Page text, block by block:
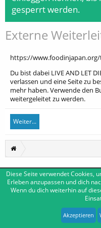
gesperrt werden.
Externe
https://
Du bist dabei LIVE AND LET
verlassen und eine Seite zu
mehr haben. Verwende den
weitergeleitet zu werden.
Weiter...
Deutsch [Du]
Impressum
Forum software by XenForo™ |
Diese Seite verwendet Cookies,
Erleben anzupassen und dich
Wenn du dich weiterhin auf
Akzeptieren